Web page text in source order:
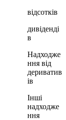
відсотків
дивіденді
в
Надходже
ння від
дериватив
ів
Інші
надходже
ння